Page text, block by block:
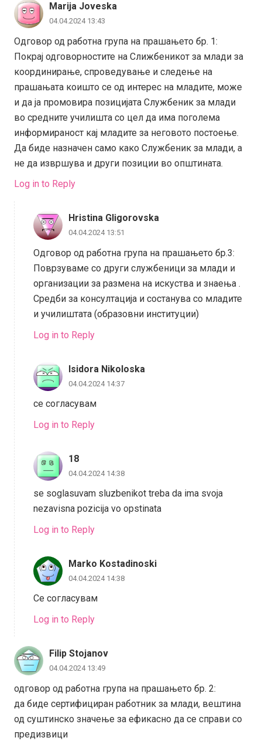
Marija Joveska
04.04.2024 13:43
Одговор од работна група на прашањето бр. 1:
Покрај одговорностите на Слижбеникот за млади за
координирање, спроведување и следење на
прашањата коишто се од интерес на младите, може
и да ја промовира позицијата Службеник за млади
во средните училишта со цел да има поголема
информираност кај младите за неговото постоење.
Да биде назначен само како Службеник за млади, а
не да извршува и други позиции во општината.
Log in to Reply
Hristina Gligorovska
04.04.2024 13:51
Одговор од работна група на прашањето бр.3:
Поврзуваме со други службеници за млади и
организации за размена на искуства и знаења .
Средби за консултација и состанува со младите
и училиштата (образовни институции)
Log in to Reply
Isidora Nikoloska
04.04.2024 14:37
се согласувам
Log in to Reply
18
04.04.2024 14:38
se soglasuvam sluzbenikot treba da ima svoja
nezavisna pozicija vo opstinata
Log in to Reply
Marko Kostadinoski
04.04.2024 14:38
Се согласувам
Log in to Reply
Filip Stojanov
04.04.2024 13:49
одговор од работна група на прашањето бр. 2:
да биде сертифициран работник за млади, вештина
од суштинско значење за ефикасно да се справи со
предизвици